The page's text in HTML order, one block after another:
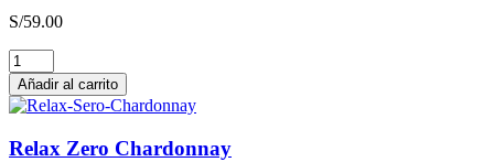
S/59.00
Relax
Zero
Sauvignon
Blanc
cantidad
Añadir al carrito
Relax Zero Chardonnay